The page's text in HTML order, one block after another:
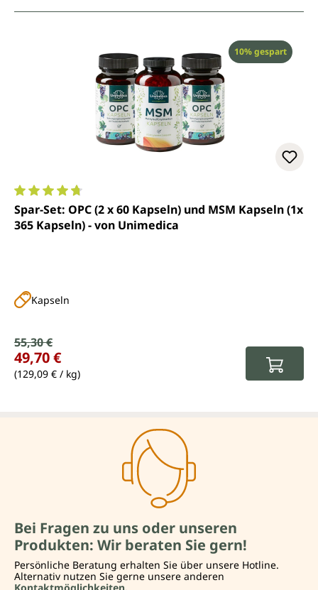
Rabatt
10% gespart
Durchschnittliche Bewertung von 4.8 von 5 Sternen
Spar-Set: OPC (2 x 60 Kapseln) und MSM Kapseln (1x
365 Kapseln) - von Unimedica
Kapseln
Verkaufspreis:
Regulärer Preis:
55,30 €
49,70 €
(129,09 € / kg)
Bei Fragen zu uns oder unseren
Produkten: Wir beraten Sie gern!
Persönliche Beratung erhalten Sie über unsere Hotline.
Alternativ nutzen Sie gerne unsere anderen